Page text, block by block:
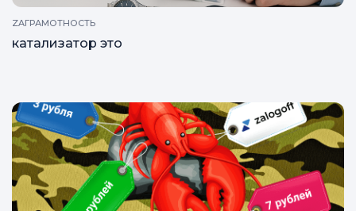
ZAГРАМОТНОСТЬ
катализатор это